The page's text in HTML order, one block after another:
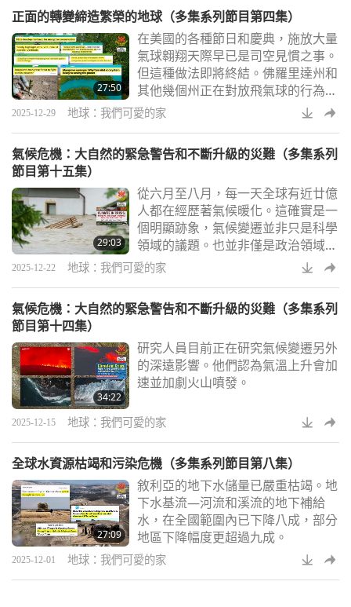
正面的轉變締造繁榮的地球（多集系列節目第四集）
27:50
在美國的各種節日和慶典，施放大量
氣球翱翔天際早已是司空見慣之事。
但這種做法即將終結。佛羅里達州和
其他幾個州正在對放飛氣球的行為處
以罰款。
2025-12-29 地球：我們可愛的家
氣候危機：大自然的緊急警告和不斷升級的災難（多集系列
節目第十五集）
29:03
從六月至八月，每一天全球有近廿億
人都在經歷著氣候暖化。這確實是一
個明顯跡象，氣候變遷並非只是科學
領域的議題。也並非僅是政治領域的
事。它正在我們日常生活發生，就在
2025-12-22 地球：我們可愛的家
氣候危機：大自然的緊急警告和不斷升級的災難（多集系列
節目第十四集）
34:22
研究人員目前正在研究氣候變遷另外
的深遠影響。他們認為氣溫上升會加
速並加劇火山噴發。
2025-12-15 地球：我們可愛的家
全球水資源枯竭和污染危機（多集系列節目第八集）
27:09
敘利亞的地下水儲量已嚴重枯竭。地
下水基流—河流和溪流的地下補給
水，在全國範圍內已下降八成，部分
地區下降幅度更超過九成。
2025-12-01 地球：我們可愛的家